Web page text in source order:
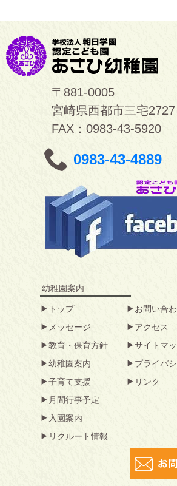
〒881-0005
宮崎県西都市三宅2727
FAX：0983-43-5920
0983-43-4889
幼稚園案内
トップ
メッセージ
教育・保育方針
幼稚園案内
子育て支援
月間行事予定
入園案内
リクルート情報
お問い合
アクセス
サイトマ
プライバ
リンク